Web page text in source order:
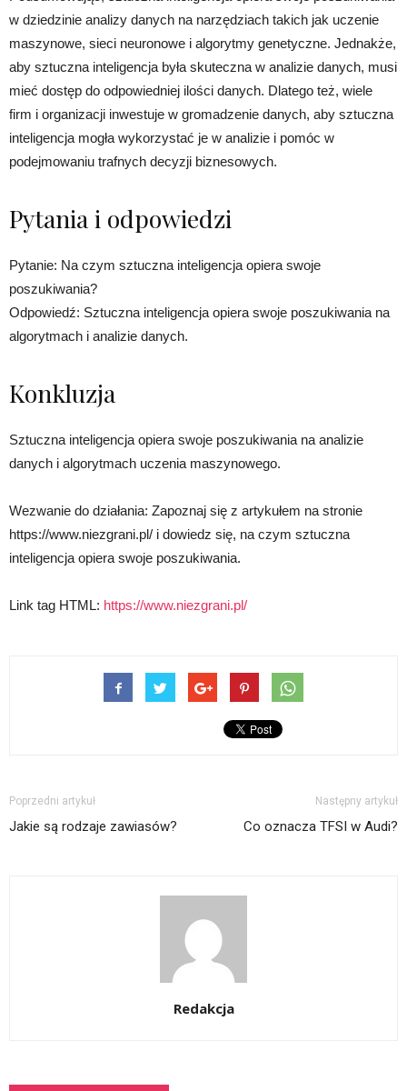
w dziedzinie analizy danych na narzędziach takich jak uczenie
maszynowe, sieci neuronowe i algorytmy genetyczne. Jednakże,
aby sztuczna inteligencja była skuteczna w analizie danych, musi
mieć dostęp do odpowiedniej ilości danych. Dlatego też, wiele
firm i organizacji inwestuje w gromadzenie danych, aby sztuczna
inteligencja mogła wykorzystać je w analizie i pomóc w
podejmowaniu trafnych decyzji biznesowych.
Pytania i odpowiedzi
Pytanie: Na czym sztuczna inteligencja opiera swoje
poszukiwania?
Odpowiedź: Sztuczna inteligencja opiera swoje poszukiwania na
algorytmach i analizie danych.
Konkluzja
Sztuczna inteligencja opiera swoje poszukiwania na analizie
danych i algorytmach uczenia maszynowego.
Wezwanie do działania: Zapoznaj się z artykułem na stronie
https://www.niezgrani.pl/ i dowiedz się, na czym sztuczna
inteligencja opiera swoje poszukiwania.
Link tag HTML: https://www.niezgrani.pl/
Poprzedni artykuł
Jakie są rodzaje zawiasów?
Następny artykuł
Co oznacza TFSI w Audi?
Redakcja